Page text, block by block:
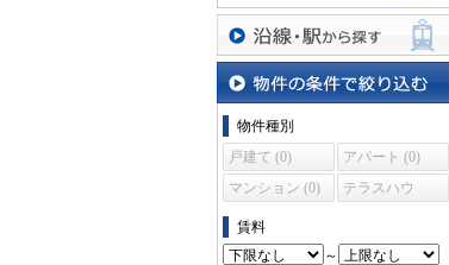
沿線・駅から探す
物件の条件で絞り込む
物件種別
戸建て (0)
アパート (0)
マンション (0)
テラスハウ
賃料
～